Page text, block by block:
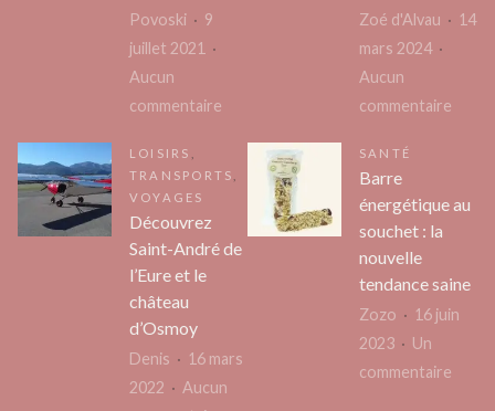
Provence
Povoski
9
juillet 2021
Aucun
commentaire
bienfaits
méditation
vous
méditer
Zoé d'Alvau
14
mars 2024
Aucun
commentaire
le
LOISIRS
TRANSPORTS
VOYAGES
Découvrez
Saint-André de
l’Eure et le
château
d’Osmoy
Denis
16 mars
2022
Aucun
SANTÉ
Barre
énergétique au
souchet : la
nouvelle
tendance saine
Zozo
16 juin
2023
Un
commentaire